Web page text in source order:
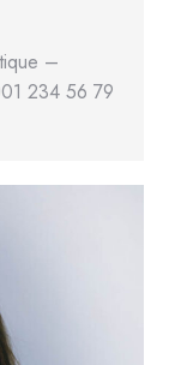
–
234 56 79